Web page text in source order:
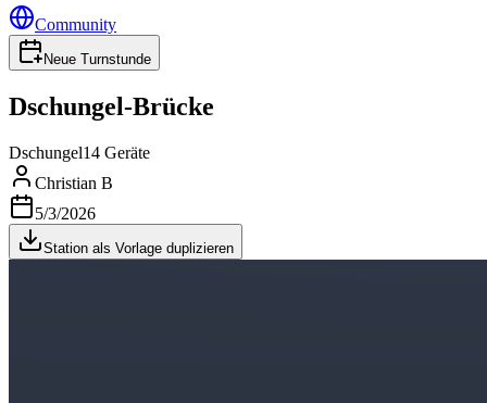
Community
Neue Turnstunde
Dschungel-Brücke
Dschungel14 Geräte
Christian B
5/3/2026
Station als Vorlage duplizieren